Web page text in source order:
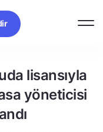
lisansıyla
yöneticisi